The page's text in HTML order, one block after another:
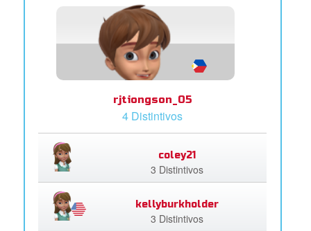
rjtiongson_05
4 Distintivos
coley21
3 Distintivos
kellyburkholder
3 Distintivos